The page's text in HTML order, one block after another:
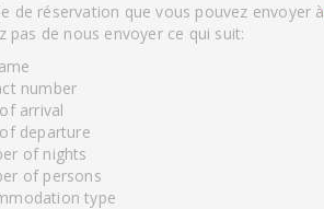
de réservation que vous pouvez envoyer à
pas de nous envoyer ce qui suit:
number
arrival
departure
of nights
of persons
type